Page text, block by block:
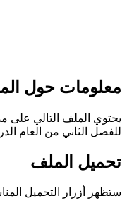
معلومات حول
يحتوي الملف التالي على
للفصل الثاني من العام الدراسي 2019-2020 وفق المنهاج الحديث لمملكة البحرين. ----- مع التمنيات لجميع
تحميل الملف
ستظهر أزرار التحميل